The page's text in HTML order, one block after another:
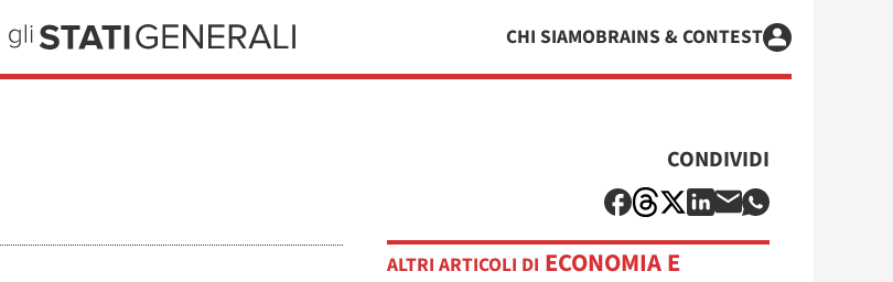
CHI SIAMOBRAINS & CONTEST
CONDIVIDI
ALTRI ARTICOLI DI ECONOMIA E